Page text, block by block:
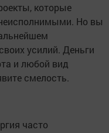
которые
Но вы
усилий. Деньги
и любой вид
смелость.
часто